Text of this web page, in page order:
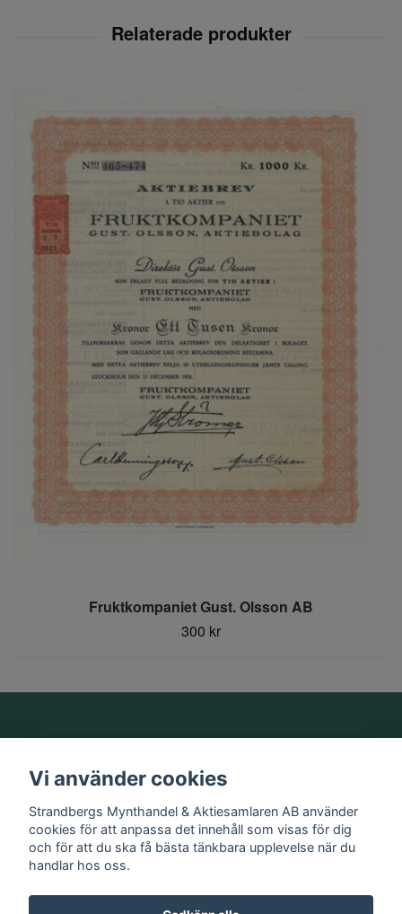
Fruktkompaniet Gust. Olsson AB
300 kr
Information
Sociala medier
Vi använder cookies
Strandbergs Mynthandel & Aktiesamlaren AB använder
cookies för att anpassa det innehåll som visas för dig
och för att du ska få bästa tänkbara upplevelse när du
handlar hos oss.